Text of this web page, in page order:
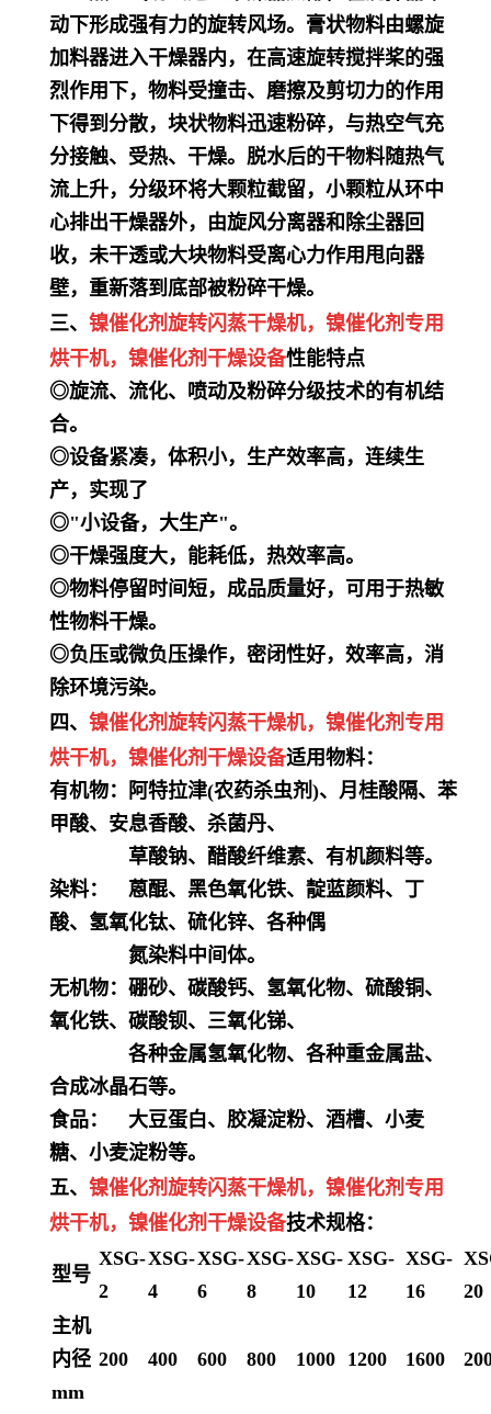
动下形成强有力的旋转风场。膏状物料由螺旋
加料器进入干燥器内，在高速旋转搅拌桨的强
烈作用下，物料受撞击、磨擦及剪切力的作用
下得到分散，块状物料迅速粉碎，与热空气充
分接触、受热、干燥。脱水后的干物料随热气
流上升，分级环将大颗粒截留，小颗粒从环中
心排出干燥器外，由旋风分离器和除尘器回
收，未干透或大块物料受离心力作用甩向器
壁，重新落到底部被粉碎干燥。
三、 镍催化剂旋转闪蒸干燥机， 镍催化剂专用
烘干机， 镍催化剂干燥设备性能特点
◎旋流、流化、喷动及粉碎分级技术的有机结
合。
◎设备紧凑，体积小，生产效率高，连续生
产，实现了
◎"小设备，大生产"。
◎干燥强度大，能耗低，热效率高。
◎物料停留时间短，成品质量好，可用于热敏
性物料干燥。
◎负压或微负压操作，密闭性好，效率高，消
除环境污染。
四、 镍催化剂旋转闪蒸干燥机， 镍催化剂专用
烘干机， 镍催化剂干燥设备适用物料：
有机物：阿特拉津(农药杀虫剂)、月桂酸隔、苯
甲酸、安息香酸、杀菌丹、
草酸钠、醋酸纤维素、有机颜料等。
染料： 蒽醌、黑色氧化铁、靛蓝颜料、丁
酸、氢氧化钛、硫化锌、各种偶
氮染料中间体。
无机物：硼砂、碳酸钙、氢氧化物、硫酸铜、
氧化铁、碳酸钡、三氧化锑、
各种金属氢氧化物、各种重金属盐、
合成冰晶石等。
食品： 大豆蛋白、胶凝淀粉、酒槽、小麦
糖、小麦淀粉等。
五、 镍催化剂旋转闪蒸干燥机， 镍催化剂专用
烘干机， 镍催化剂干燥设备技术规格：
型号
XSG-
2
XSG-
4
XSG-
6
XSG-
8
XSG-
10
XSG-
12
XSG-
16
20
主机
内径
mm
200 400 600 800 1000 1200 1600